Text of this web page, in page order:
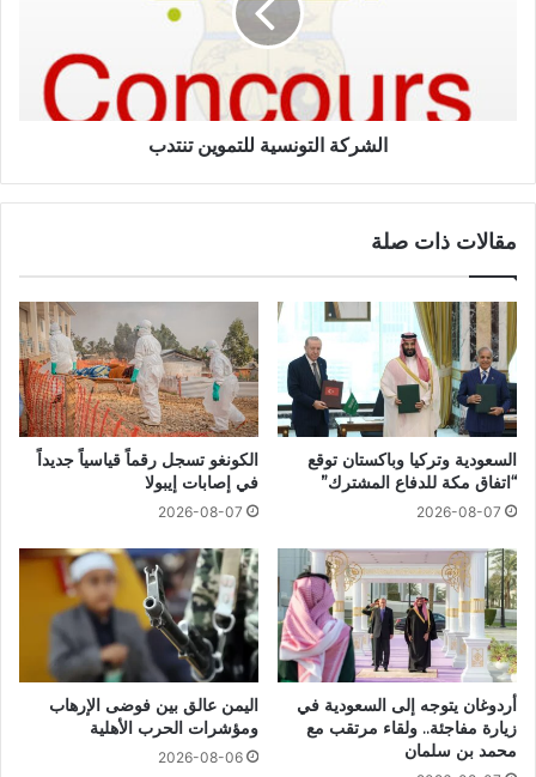
الشركة التونسية للتموين تنتدب
مقالات ذات صلة
السعودية وتركيا وباكستان توقع
“اتفاق مكة للدفاع المشترك”
2026-08-07
الكونغو تسجل رقماً قياسياً جديداً
في إصابات إيبولا
2026-08-07
أردوغان يتوجه إلى السعودية في
زيارة مفاجئة.. ولقاء مرتقب مع
محمد بن سلمان
اليمن عالق بين فوضى الإرهاب
ومؤشرات الحرب الأهلية
2026-08-06